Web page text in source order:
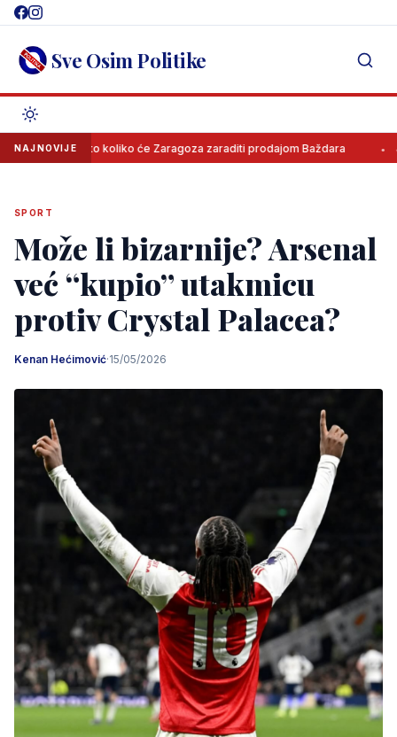
Skip
content Sve Osim Politike
NAJNOVIJE
koliko će Zaragoza zaraditi prodajom Baždara Juventus
SPORT
Može li bizarnije? Arsenal
već “kupio” utakmicu
protiv Crystal Palacea?
Kenan Hećimović·15/05/2026